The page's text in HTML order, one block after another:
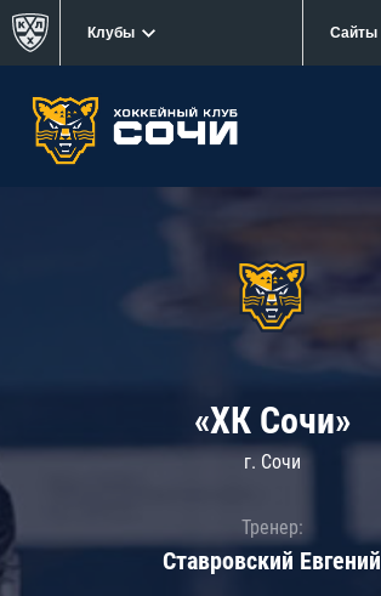
Клубы Сайты
«ХК Сочи»
г. Сочи
Тренер:
Ставровский Евгений